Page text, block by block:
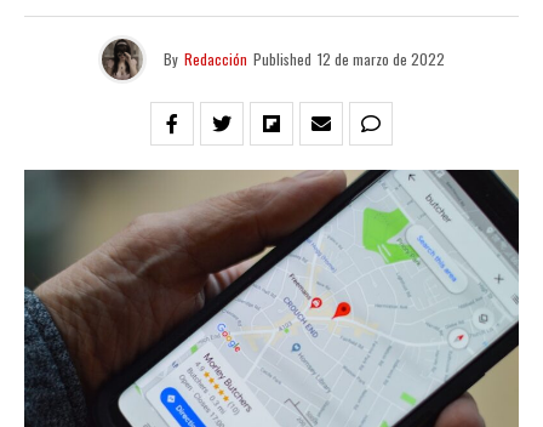
By Redacción Published 12 de marzo de 2022